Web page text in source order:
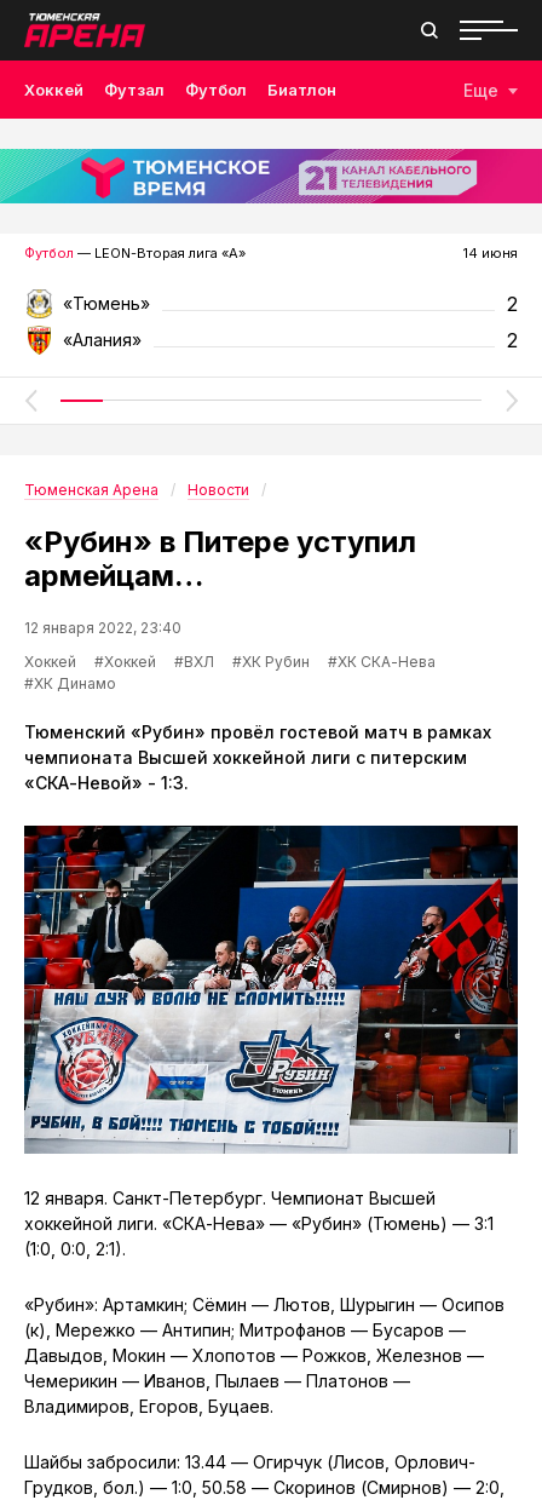
Хоккей Футзал Футбол Биатлон
Лыжные гонки Волейбол Плавание Дзюдо
Скалолазание Велоспорт Бокс
Еще
Футбол — LEON-Вторая лига «А» 14 июня
«Тюмень» 2
«Алания» 2
Тюменская Арена Новости
«Рубин» в Питере уступил
армейцам…
12 января 2022, 23:40
Хоккей
#Хоккей #ВХЛ #ХК Рубин
#ХК СКА-Нева
#ХК Динамо
Тюменский «Рубин» провёл гостевой матч в рамках
чемпионата Высшей хоккейной лиги с питерским
«СКА-Невой» - 1:3.
12 января. Санкт-Петербург. Чемпионат Высшей
хоккейной лиги. «СКА-Нева» — «Рубин» (Тюмень) — 3:1
(1:0, 0:0, 2:1).
«Рубин»: Артамкин; Сёмин — Лютов, Шурыгин — Осипов
(к), Мережко — Антипин; Митрофанов — Бусаров —
Давыдов, Мокин — Хлопотов — Рожков, Железнов —
Чемерикин — Иванов, Пылаев — Платонов —
Владимиров, Егоров, Буцаев.
Шайбы забросили: 13.44 — Огирчук (Лисов, Орлович-
Грудков, бол.) — 1:0, 50.58 — Скоринов (Смирнов) — 2:0,